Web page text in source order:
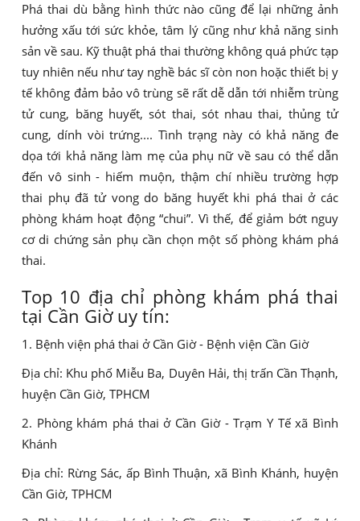
Phá thai dù bằng hình thức nào cũng để lại những ảnh
hưởng xấu tới sức khỏe, tâm lý cũng như khả năng sinh
sản về sau. Kỹ thuật phá thai thường không quá phức tạp
tuy nhiên nếu như tay nghề bác sĩ còn non hoặc thiết bị y
tế không đảm bảo vô trùng sẽ rất dễ dẫn tới nhiễm trùng
tử cung, băng huyết, sót thai, sót nhau thai, thủng tử
cung, dính vòi trứng.... Tình trạng này có khả năng đe
dọa tới khả năng làm mẹ của phụ nữ về sau có thể dẫn
đến vô sinh - hiếm muộn, thậm chí nhiều trường hợp
thai phụ đã tử vong do băng huyết khi phá thai ở các
phòng khám hoạt động “chui”. Vì thế, để giảm bớt nguy
cơ di chứng sản phụ cần chọn một số phòng khám phá
thai.
Top 10 địa chỉ phòng khám phá thai
tại Cần Giờ uy tín:
1. Bệnh viện phá thai ở Cần Giờ - Bệnh viện Cần Giờ
Địa chỉ: Khu phố Miễu Ba, Duyên Hải, thị trấn Cần Thạnh,
huyện Cần Giờ, TPHCM
2. Phòng khám phá thai ở Cần Giờ - Trạm Y Tế xã Bình
Khánh
Địa chỉ: Rừng Sác, ấp Bình Thuận, xã Bình Khánh, huyện
Cần Giờ, TPHCM